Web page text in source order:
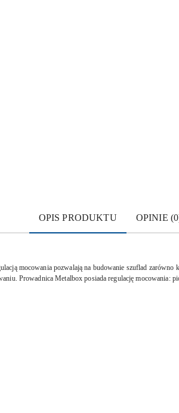
OPIS PRODUKTU OPINIE
mocowania pozwalają na budowanie szuflad
Prowadnica Metalbox posiada regulację mocowania: